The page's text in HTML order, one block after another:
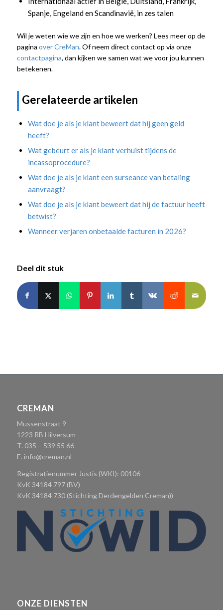
Spanje, Engeland en Scandinavië, in zes talen
Wil je weten wie we zijn en hoe we werken? Lees meer op de
pagina over CreMan. Of neem direct contact op via onze
contactpagina, dan kijken we samen wat we voor jou kunnen
betekenen.
Gerelateerde artikelen
Wat doe je als je klant beweert dat hij geen geld
heeft?
Wat gebeurt er als je klant verhuist tijdens de
incassoprocedure?
Wat doe je als je klant een surseance van betaling
aanvraagt?
Wat doe je als je klant beweert dat hij de factuur heeft
betwist?
Wanneer verjaren onbetaalde facturen in 2026?
Deel dit stuk
CREMAN
Mussenstraat 9
1223 RB Hilversum
T. 035 – 539 55 66
E. info@creman.nl
Registratienummer Justis (WKI): 00106
KvK 34184 797 (BV)
KvK 34184 730 (Stichting Derdengelden Creman))
ONZE DIENSTEN